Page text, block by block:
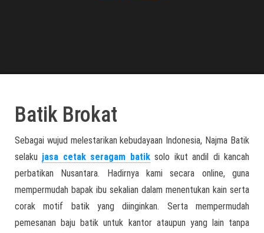
Batik Brokat
Sebagai wujud melestarikan kebudayaan Indonesia, Najma Batik
selaku jasa cetak seragam batiksolo ikut andil di kancah
perbatikan Nusantara. Hadirnya kami secara online, guna
mempermudah bapak ibu sekalian dalam menentukan kain serta
corak motif batik yang diinginkan. Serta mempermudah
pemesanan baju batik untuk kantor ataupun yang lain tanpa